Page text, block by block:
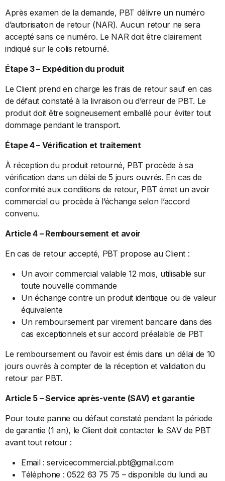
Après examen de la demande, PBT délivre un numéro
d’autorisation de retour (NAR). Aucun retour ne sera
accepté sans ce numéro. Le NAR doit être clairement
indiqué sur le colis retourné.
Étape 3 – Expédition du produit
Le Client prend en charge les frais de retour sauf en cas
de défaut constaté à la livraison ou d’erreur de PBT. Le
produit doit être soigneusement emballé pour éviter tout
dommage pendant le transport.
Étape 4 – Vérification et traitement
À réception du produit retourné, PBT procède à sa
vérification dans un délai de 5 jours ouvrés. En cas de
conformité aux conditions de retour, PBT émet un avoir
commercial ou procède à l’échange selon l’accord
convenu.
Article 4 – Remboursement et avoir
En cas de retour accepté, PBT propose au Client :
Un avoir commercial valable 12 mois, utilisable sur
toute nouvelle commande
Un échange contre un produit identique ou de valeur
équivalente
Un remboursement par virement bancaire dans des
cas exceptionnels et sur accord préalable de PBT
Le remboursement ou l’avoir est émis dans un délai de 10
jours ouvrés à compter de la réception et validation du
retour par PBT.
Article 5 – Service après-vente (SAV) et garantie
Pour toute panne ou défaut constaté pendant la période
de garantie (1 an), le Client doit contacter le SAV de PBT
avant tout retour :
Email : servicecommercial.pbt@gmail.com
Téléphone : 0522 63 75 75 – disponible du lundi au